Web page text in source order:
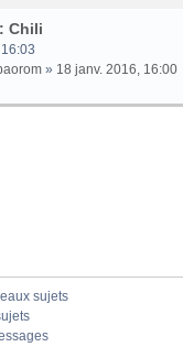
Chili
» 18 janv. 2016, 16:00
sujets